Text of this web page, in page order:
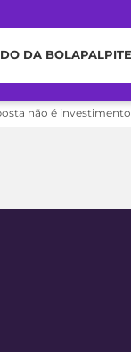
DA BOLA
não é investimento